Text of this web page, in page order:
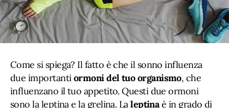
Come si spiega? Il fatto è che il sonno influenza
due importantiormoni del tuo organismo, che
influenzano il tuo appetito. Questi due ormoni
sono la leptina e la grelina. Laleptinaè in grado di